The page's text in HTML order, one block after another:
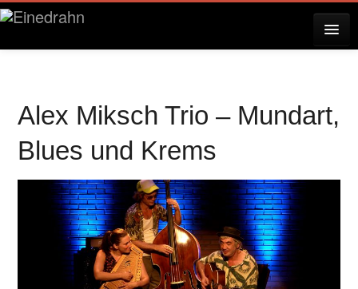
RESERVIERUNG
ÜBER EINEDRAHN
Alex Miksch Trio – Mundart,
Blues und Krems